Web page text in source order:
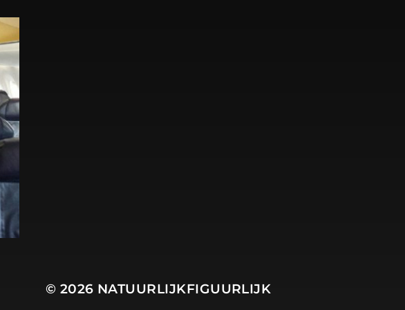
© 2026 NATUURLIJKFIGUURLIJK